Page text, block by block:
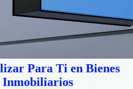
Para Ti en Bienes
Inmobiliarios